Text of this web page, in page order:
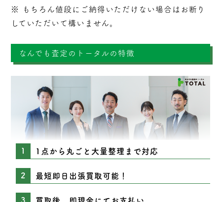
※ もちろん値段にご納得いただけない場合はお断り
していただいて構いません。
なんでも査定のトータルの特徴
1点から丸ごと大量整理まで対応
最短即日出張買取可能！